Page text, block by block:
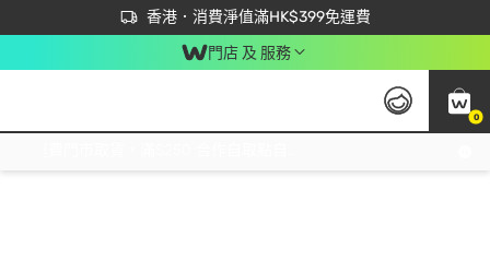
香港．消費淨值滿HK$399免運費
立即成為易賞錢會員盡享獨家優惠
首次APP下單買滿$450 輸入 NEWAPP 即減$50
門店 及 服務
0